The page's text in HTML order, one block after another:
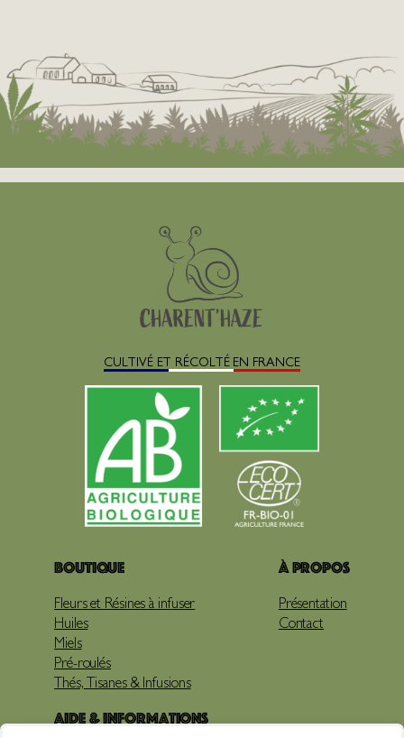
CULTIVÉ ET RÉCOLTÉ EN FRANCE
Boutique
Fleurs et Résines à infuser
Huiles
Miels
Pré-roulés
Thés, Tisanes & Infusions
À propos
Présentation
Contact
Aide & Informations